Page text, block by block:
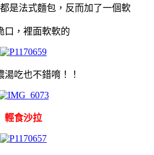
是法式麵包，反而加了一個軟
口，裡面軟軟的
湯吃也不錯唷！！
輕食沙拉